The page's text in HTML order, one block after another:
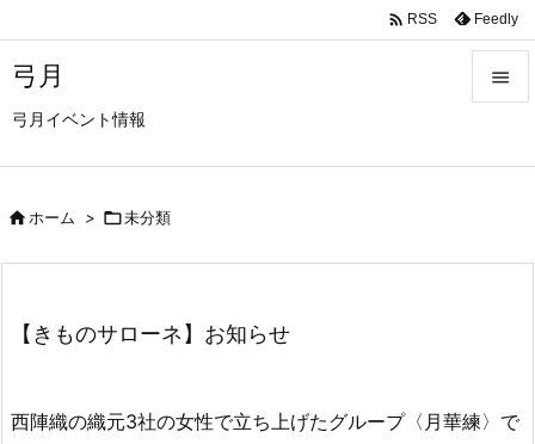
弓月
弓月イベント情報

 RSS Feedly
ホーム > 未分類
【きものサローネ】お知らせ
西陣織の織元3社の女性で立ち上げたグループ〈月華練〉で